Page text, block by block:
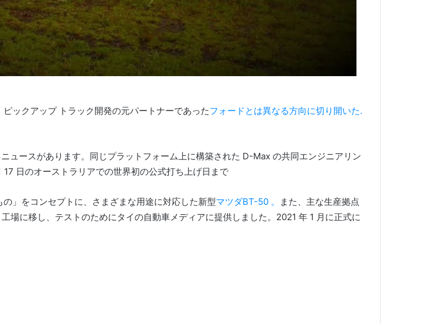
ピックアップ トラック開発の元パートナーであったフォードとは異なる方向に切り開いた.
ュースがあります。 同じプラットフォーム上に構築された D-Max の共同エンジニアリン
17 日のオーストラリアでの世界初の公式打ち上げ日まで
」をコンセプトに、さまざまな用途に対応した新型マツダBT-50 。
また、主な生産拠点
場に移し、テストのためにタイの自動車メディアに提供しました。 2021 年 1 月に正式に